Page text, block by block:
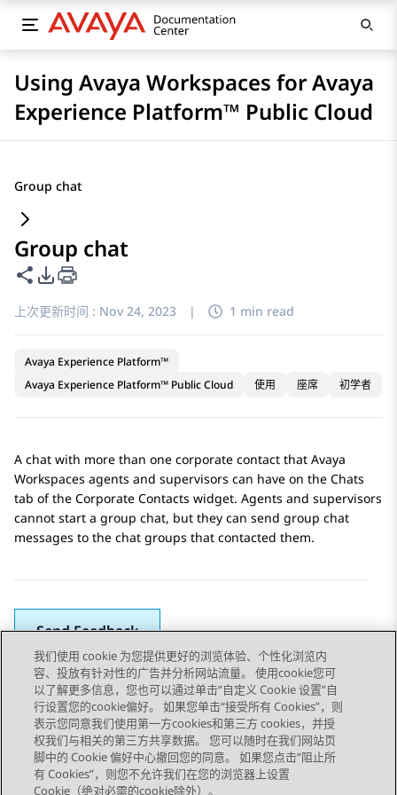
Using Avaya Workspaces for Avaya
Experience Platform™ Public Cloud
Group chat
Group chat
共享此页面
PDF 导出选项
上次更新时间 : Nov 24, 2023 | 1 min read
Avaya Experience Platform™
Avaya Experience Platform™ Public Cloud
使用 座席 初学者
A chat with more than one corporate contact that Avaya
Workspaces agents and supervisors can have on the Chats
tab of the Corporate Contacts widget. Agents and supervisors
cannot start a group chat, but they can send group chat
messages to the chat groups that contacted them.
Send Feedback
Topic navigation
上一主题 下一主题
STAY CONNECTED
我们使用 cookie 为您提供更好的浏览体验、个性化浏览内
容、投放有针对性的广告并分析网站流量。 使用cookie您可
以了解更多信息，您也可以通过单击“自定义 Cookie 设置”自
行设置您的cookie偏好。 如果您单击“接受所有 Cookies”，则
表示您同意我们使用第一方cookies和第三方 cookies，并授
权我们与相关的第三方共享数据。 您可以随时在我们网站页
脚中的 Cookie 偏好中心撤回您的同意。 如果您点击“阻止所
有 Cookies”，则您不允许我们在您的浏览器上设置
Cookie（绝对必需的cookie除外）。